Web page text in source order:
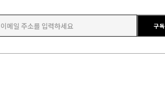
메일 주소를 입력하세요
구독